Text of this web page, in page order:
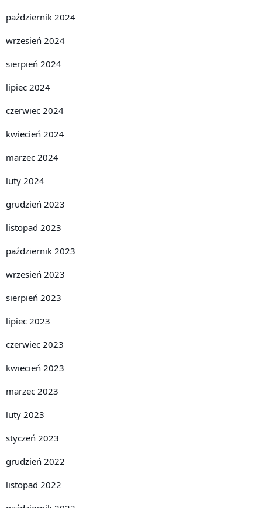
październik 2024
wrzesień 2024
sierpień 2024
lipiec 2024
czerwiec 2024
kwiecień 2024
marzec 2024
luty 2024
grudzień 2023
listopad 2023
październik 2023
wrzesień 2023
sierpień 2023
lipiec 2023
czerwiec 2023
kwiecień 2023
marzec 2023
luty 2023
styczeń 2023
grudzień 2022
listopad 2022